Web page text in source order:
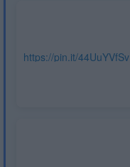
https://pin.it/44UuYVfSv